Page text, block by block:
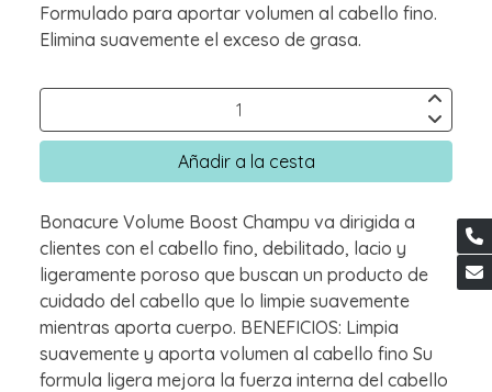
Formulado para aportar volumen al cabello fino.
Elimina suavemente el exceso de grasa.
Añadir a la cesta
Bonacure Volume Boost Champu va dirigida a
clientes con el cabello fino, debilitado, lacio y
ligeramente poroso que buscan un producto de
cuidado del cabello que lo limpie suavemente
mientras aporta cuerpo. BENEFICIOS: Limpia
suavemente y aporta volumen al cabello fino Su
formula ligera mejora la fuerza interna del cabello